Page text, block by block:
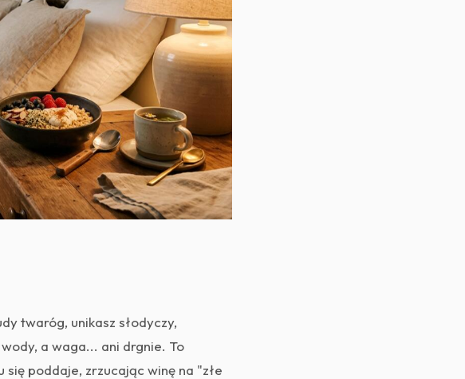
twaróg, unikasz słodyczy,
a waga... ani drgnie. To
poddaje, zrzucając winę na "złe